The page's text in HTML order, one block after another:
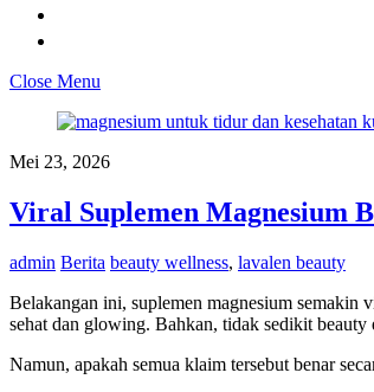
Close Menu
Mei 23, 2026
Viral Suplemen Magnesium
admin Berita beauty wellness, lavalen beauty
Belakangan ini, suplemen magnesium semakin
sehat dan glowing. Bahkan, tidak sedikit beauty
Namun, apakah semua klaim tersebut benar